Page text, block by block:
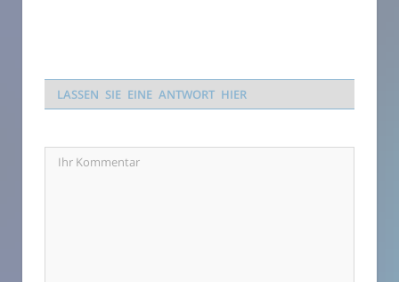
LASSEN SIE EINE ANTWORT HIER